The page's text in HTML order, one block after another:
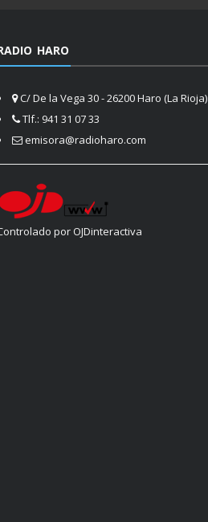
HARO
C/ De la Vega 30 - 26200 Haro (La Rioja)
Tlf.: 941 31 07 33
emisora@radioharo.com
por OJDinteractiva